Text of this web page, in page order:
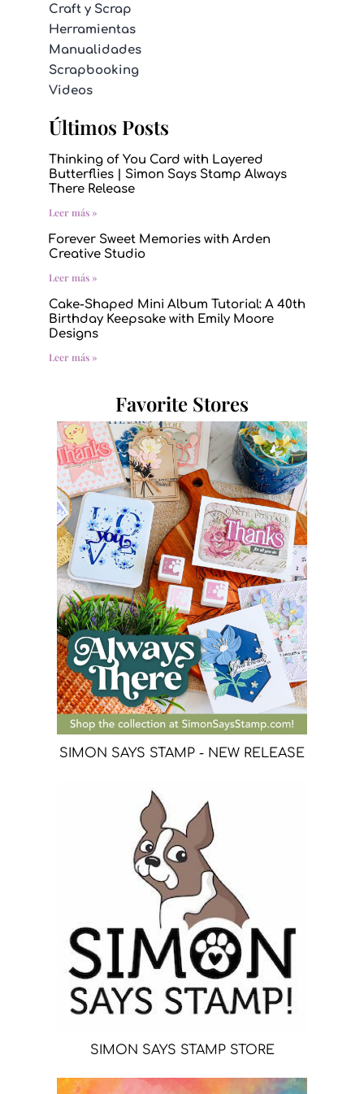
Craft y Scrap
Herramientas
Manualidades
Scrapbooking
Videos
Últimos Posts
Thinking of You Card with Layered
Butterflies | Simon Says Stamp Always
There Release
Leer más »
Forever Sweet Memories with Arden
Creative Studio
Leer más »
Cake-Shaped Mini Album Tutorial: A 40th
Birthday Keepsake with Emily Moore
Designs
Leer más »
Favorite Stores
SIMON SAYS STAMP - NEW RELEASE
SIMON SAYS STAMP STORE